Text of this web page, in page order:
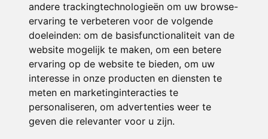
andere trackingtechnologieën om uw browse-
ervaring te verbeteren voor de volgende
doeleinden: om de basisfunctionaliteit van de
website mogelijk te maken, om een betere
ervaring op de website te bieden, om uw
interesse in onze producten en diensten te
meten en marketinginteracties te
personaliseren, om advertenties weer te
geven die relevanter voor u zijn.
© 2026 De Regenboog | Alle rechten voorbehouden
Privacy policy|Disclaimer| Klachtenregeling|RSIN en Anbi
voorkeuren